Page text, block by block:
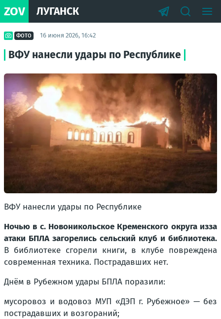
ZOV ЛУГАНСК
ФОТО 16 июня 2026, 16:42
ВФУ нанесли удары по Республике
ВФУ нанесли удары по Республике
Ночью в с. Новоникольское Кременского округа изза
атаки БПЛА загорелись сельский клуб и библиотека.
В библиотеке сгорели книги, в клубе повреждена
современная техника. Пострадавших нет.
Днём в Рубежном удары БПЛА поразили:
мусоровоз и водовоз МУП «ДЭП г. Рубежное» — без
пострадавших и возгораний;